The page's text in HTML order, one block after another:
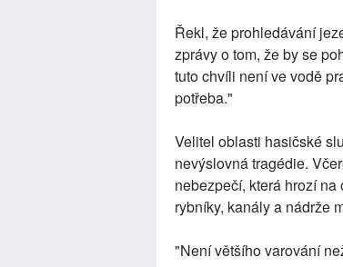
Řekl, že prohledávání
zprávy o tom, že by se
tuto chvíli není ve vodě
potřeba."
Velitel oblasti hasičské
nevýslovná tragédie.
nebezpečí, která hrozí
rybníky, kanály a nádrže
"Není většího varování